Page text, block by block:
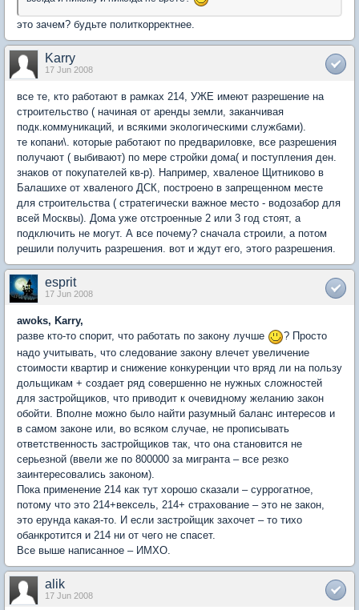
это зачем? будьте политкорректнее.
Karry
17 Jun 2008
все те, кто работают в рамках 214, УЖЕ имеют разрешение на
строительство ( начиная от аренды земли, заканчивая
подк.коммуникаций, и всякими экологическими службами).
те копани\. которые работают по предвариловке, все разрешения
получают ( выбивают) по мере стройки дома( и поступления ден.
знаков от покупателей кв-р). Например, хваленое Щитниково в
Балашихе от хваленого ДСК, построено в запрещенном месте
для строительства ( стратегически важное место - водозабор для
всей Москвы). Дома уже отстроенные 2 или 3 год стоят, а
подключить не могут. А все почему? сначала строили, а потом
решили получить разрешения. вот и ждут его, этого разрешения.
esprit
17 Jun 2008
awoks, Karry,
разве кто-то спорит, что работать по закону лучше
? Просто
надо учитывать, что следование закону влечет увеличение
стоимости квартир и снижение конкуренции что вряд ли на пользу
дольщикам + создает ряд совершенно не нужных сложностей
для застройщиков, что приводит к очевидному желанию закон
обойти. Вполне можно было найти разумный баланс интересов и
в самом законе или, во всяком случае, не прописывать
ответственность застройщиков так, что она становится не
серьезной (ввели же по 800000 за мигранта – все резко
заинтересовались законом).
Пока применение 214 как тут хорошо сказали – суррогатное,
потому что это 214+вексель, 214+ страхование – это не закон,
это ерунда какая-то. И если застройщик захочет – то тихо
обанкротится и 214 ни от чего не спасет.
Все выше написанное – ИМХО.
alik
17 Jun 2008